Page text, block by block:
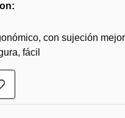
con sujeción
fácil